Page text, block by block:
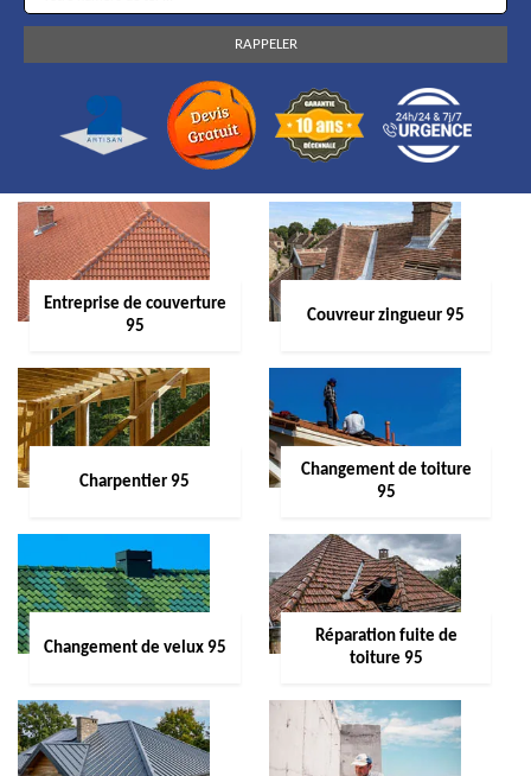
Entreprise de couverture
95
Couvreur zingueur 95
Charpentier 95
Changement de toiture
95
Changement de velux 95
Réparation fuite de
toiture 95